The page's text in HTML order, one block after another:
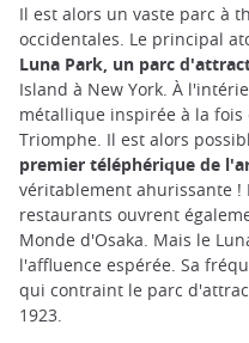
Il est alors un vaste parc à
occidentales. Le principal
Luna Park, un parc
Island à New York. À
métallique inspirée à la
Triomphe. Il est alors
premier téléphérique de
véritablement ahurissante !
restaurants ouvrent
Monde d'Osaka. Mais le
l'affluence espérée. Sa
qui contraint le parc
1923.